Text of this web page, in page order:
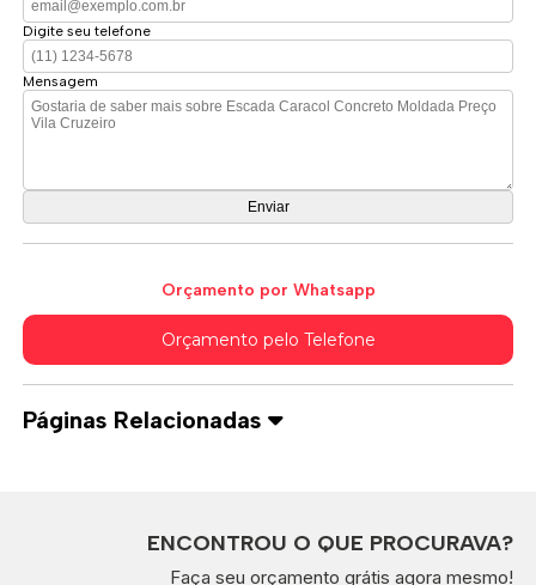
Digite seu telefone
Mensagem
Orçamento por Whatsapp
Orçamento pelo Telefone
Páginas Relacionadas
ENCONTROU O QUE PROCURAVA?
Faça seu orçamento grátis agora mesmo!